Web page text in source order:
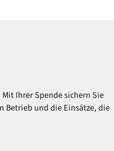
Ihrer Spende sichern Sie
Betrieb und die Einsätze, die